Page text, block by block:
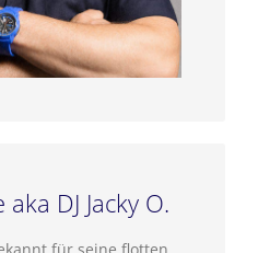
DJ Jacky O.